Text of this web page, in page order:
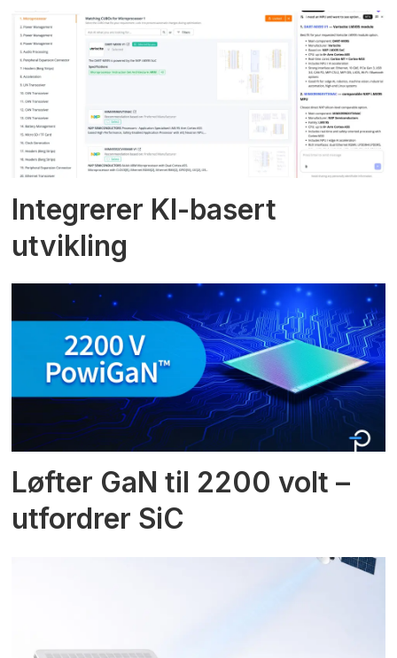
Integrerer KI-basert
utvikling
Løfter GaN til 2200 volt –
utfordrer SiC